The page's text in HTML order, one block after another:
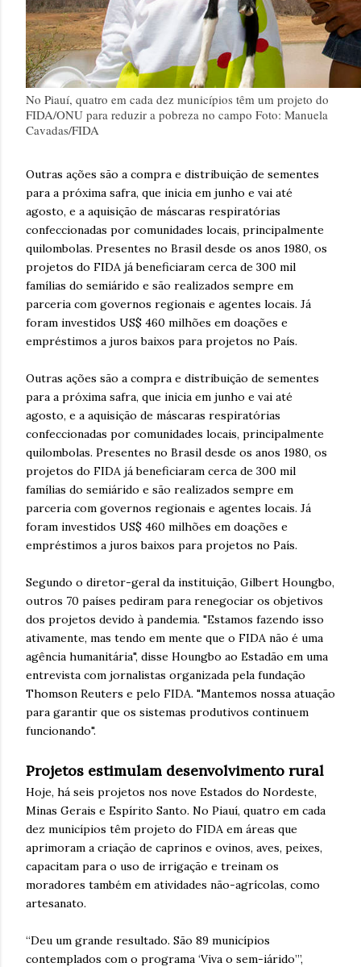
No Piauí, quatro em cada dez municípios têm um projeto do
FIDA/ONU para reduzir a pobreza no campo Foto: Manuela
Cavadas/FIDA
Outras ações são a compra e distribuição de sementes
para a próxima safra, que inicia em junho e vai até
agosto, e a aquisição de máscaras respiratórias
confeccionadas por comunidades locais, principalmente
quilombolas. Presentes no Brasil desde os anos 1980, os
projetos do FIDA já beneficiaram cerca de 300 mil
famílias do semiárido e são realizados sempre em
parceria com governos regionais e agentes locais. Já
foram investidos US$ 460 milhões em doações e
empréstimos a juros baixos para projetos no País.
Outras ações são a compra e distribuição de sementes
para a próxima safra, que inicia em junho e vai até
agosto, e a aquisição de máscaras respiratórias
confeccionadas por comunidades locais, principalmente
quilombolas. Presentes no Brasil desde os anos 1980, os
projetos do FIDA já beneficiaram cerca de 300 mil
famílias do semiárido e são realizados sempre em
parceria com governos regionais e agentes locais. Já
foram investidos US$ 460 milhões em doações e
empréstimos a juros baixos para projetos no País.
Segundo o diretor-geral da instituição, Gilbert Houngbo,
outros 70 países pediram para renegociar os objetivos
dos projetos devido à pandemia. "Estamos fazendo isso
ativamente, mas tendo em mente que o FIDA não é uma
agência humanitária", disse Houngbo ao Estadão em uma
entrevista com jornalistas organizada pela fundação
Thomson Reuters e pelo FIDA. "Mantemos nossa atuação
para garantir que os sistemas produtivos continuem
funcionando".
Projetos estimulam desenvolvimento rural
Hoje, há seis projetos nos nove Estados do Nordeste,
Minas Gerais e Espírito Santo. No Piauí, quatro em cada
dez municípios têm projeto do FIDA em áreas que
aprimoram a criação de caprinos e ovinos, aves, peixes,
capacitam para o uso de irrigação e treinam os
moradores também em atividades não-agrícolas, como
artesanato.
“Deu um grande resultado. São 89 municípios
contemplados com o programa ‘Viva o sem-iárido’”,